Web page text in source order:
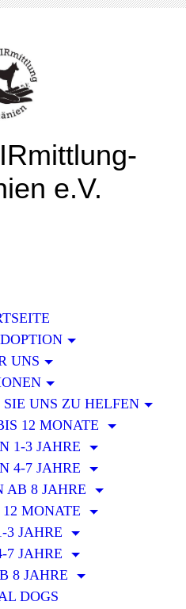
e.V.
UNS
UNS ZU HELFEN
12 MONATE
1-3 JAHRE
4-7 JAHRE
AB 8 JAHRE
MONATE
3 JAHRE
7 JAHRE
8 JAHRE
DOGS